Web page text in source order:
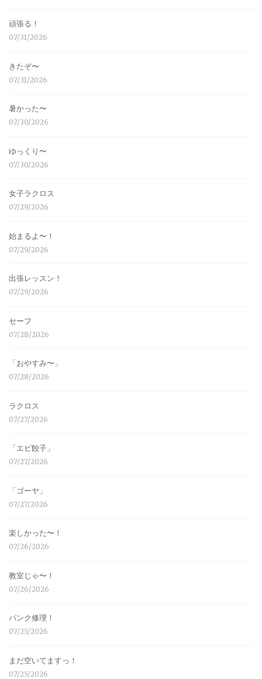
頑張る！
07/31/2026
きたぞ〜
07/31/2026
暑かった〜
07/30/2026
ゆっくり〜
07/30/2026
女子ラクロス
07/29/2026
始まるよ〜！
07/29/2026
出張レッスン！
07/29/2026
セーフ
07/28/2026
「おやすみ〜」
07/28/2026
ラクロス
07/27/2026
「エビ餃子」
07/27/2026
「ゴーヤ」
07/27/2026
楽しかった〜！
07/26/2026
教室じゃ〜！
07/26/2026
パンク修理！
07/25/2026
まだ空いてますっ！
07/25/2026